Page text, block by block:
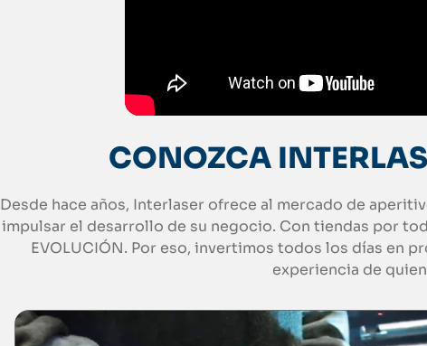
CONOZCA
Desde hace años, Interlaser ofrece al mercado de
impulsar el desarrollo de su negocio. Con tiendas por
EVOLUCIÓN. Por eso, invertimos todos los días en
experiencia de